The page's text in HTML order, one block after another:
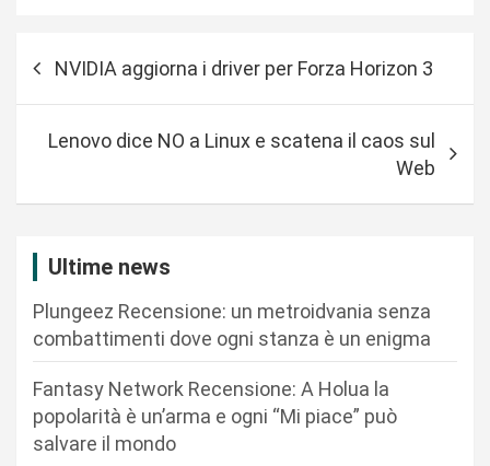
NVIDIA aggiorna i driver per Forza Horizon 3
Lenovo dice NO a Linux e scatena il caos sul
Web
Ultime news
Plungeez Recensione: un metroidvania senza
combattimenti dove ogni stanza è un enigma
Fantasy Network Recensione: A Holua la
popolarità è un’arma e ogni “Mi piace” può
salvare il mondo